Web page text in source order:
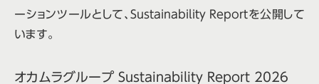
ーションツールとして、Sustainability Reportを公開して
います。
オカムラグループ Sustainability Report 2026